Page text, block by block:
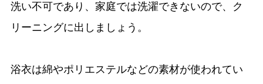
洗い不可であり、家庭では洗濯できないので、ク
リーニングに出しましょう。
浴衣は綿やポリエステルなどの素材が使われてい